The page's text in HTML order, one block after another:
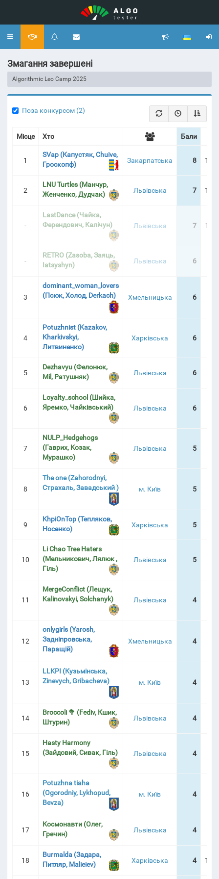
Toggle
Змагання завершені
Algorithmic Leo Camp 2025
Поза конкурсом (2)
Місце Хто Бали
1
SVap (Капустяк, Chuive,
Гроскопф)
Закарпатська 8
2
LNU Turtles (Манчур,
Женченко, Дудчак)
Львівська 7
-
LastDance (Чайка,
Ферендович, Калічун)
Львівська 7
-
RETRO (Zasoba, Заяць,
Iatsyshyn)
Львівська 6
3
dominant_woman_lovers
(Псюк, Холод, Derkach)
Хмельницька 6
4
Potuzhnist (Kazakov,
Kharkivskyi,
Литвиненко)
Харківська 6
5
Dezhavyu (Фелонюк,
Mil, Ратушняк)
Львівська 6
6
Loyalty_school (Шийка,
Яремко, Чайківський)
Львівська 6
7
NULP_Hedgehogs
(Гаврих, Козак,
Мурашко)
Львівська 5
8
The one (Zahorodnyi,
Страхаль, Завадський )
м. Київ 5
9
KhpiOnTop (Тепляков,
Носенко)
Харківська 5
10
Li Chao Tree Haters
(Мельникович, Лялюк ,
Гіль)
Львівська 5
11
MergeConflict (Лещук,
Kalinovskyi, Solchanyk)
Львівська 4
12
onlygirls (Yarosh,
Задніпровська,
Паращій)
Хмельницька 4
13
LLKPI (Кузьмінська,
Zinevych, Gribacheva)
м. Київ 4
14
Broccoli 🥦 (Fediv, Кшик,
Штурин)
Львівська 4
15
Hasty Harmony
(Зайдовий, Сивак, Гіль)
Львівська 4
16
Potuzhna tiaha
(Ogorodniy, Lykhopud,
Bevza)
м. Київ 4
17
Космонавти (Олег,
Гречин)
Львівська 4
18
Burmalda (Задара,
Питляр, Malieiev)
Харківська 4